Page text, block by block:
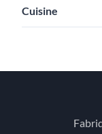
Cuisine